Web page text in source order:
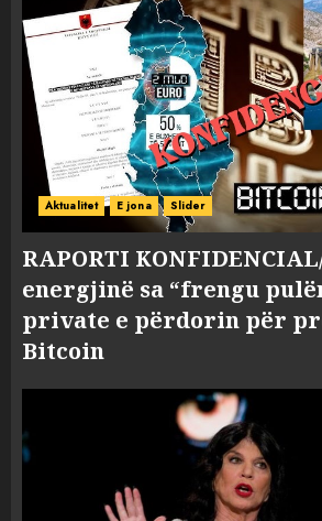
Aktualitet E jona Slider
RAPORTI
energjinë sa “frengu
private e përdorin për
Bitcoin